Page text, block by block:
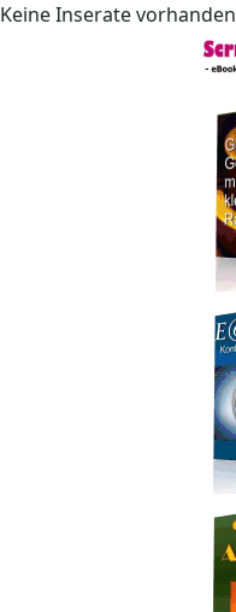
Keine Inserate vorhanden